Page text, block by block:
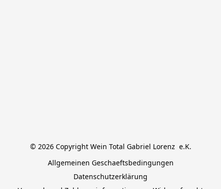
© 2026 Copyright Wein Total Gabriel Lorenz  e.K.
Allgemeinen Geschaeftsbedingungen
Datenschutzerklärung